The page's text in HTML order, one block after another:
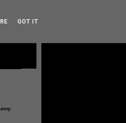
GOT IT